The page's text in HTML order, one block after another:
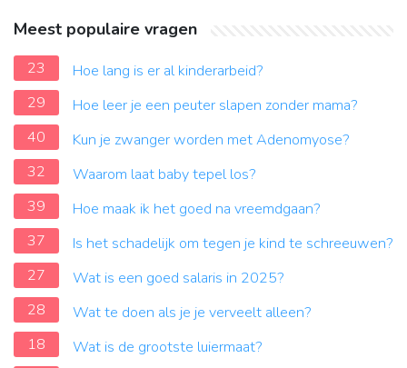
Meest populaire vragen
23
Hoe lang is er al kinderarbeid?
29
Hoe leer je een peuter slapen zonder mama?
40
Kun je zwanger worden met Adenomyose?
32
Waarom laat baby tepel los?
39
Hoe maak ik het goed na vreemdgaan?
37
Is het schadelijk om tegen je kind te schreeuwen?
27
Wat is een goed salaris in 2025?
28
Wat te doen als je je verveelt alleen?
18
Wat is de grootste luiermaat?